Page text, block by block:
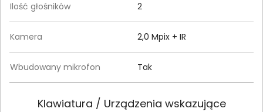
Ilość głośników 2
Kamera 2,0 Mpix + IR
Wbudowany mikrofon Tak
Klawiatura / Urządzenia wskazujące